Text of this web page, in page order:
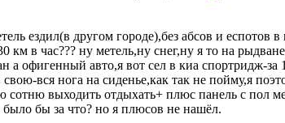
ездил(в другом городе),без абсов и
км в час??? ну метель,ну снег,ну я то на
а офигенный авто,я вот сел в киа спортридж-
свою-вся нога на сиденье,как так не пойму,я
сотню выходить отдыхать+ плюс панель с пол
бы за что? но я плюсов не нашёл.